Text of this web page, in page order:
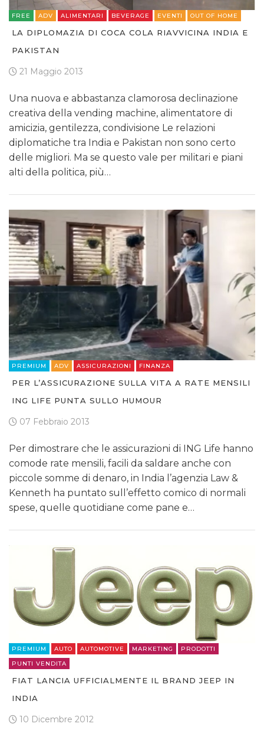
FREE ADV ALIMENTARI BEVERAGE EVENTI OUT OF HOME
LA DIPLOMAZIA DI COCA COLA RIAVVICINA INDIA E
PAKISTAN
21 Maggio 2013
Una nuova e abbastanza clamorosa declinazione
creativa della vending machine, alimentatore di
amicizia, gentilezza, condivisione Le relazioni
diplomatiche tra India e Pakistan non sono certo
delle migliori. Ma se questo vale per militari e piani
alti della politica, più…
PREMIUM ADV ASSICURAZIONI FINANZA
PER L’ASSICURAZIONE SULLA VITA A RATE MENSILI
ING LIFE PUNTA SULLO HUMOUR
07 Febbraio 2013
Per dimostrare che le assicurazioni di ING Life hanno
comode rate mensili, facili da saldare anche con
piccole somme di denaro, in India l’agenzia Law &
Kenneth ha puntato sull’effetto comico di normali
spese, quelle quotidiane come pane e…
PREMIUM AUTO AUTOMOTIVE MARKETING
PRODOTTI
PUNTI VENDITA
FIAT LANCIA UFFICIALMENTE IL BRAND JEEP IN
INDIA
10 Dicembre 2012